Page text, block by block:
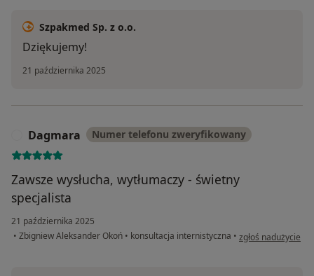
Szpakmed Sp. z o.o.
Dziękujemy!
21 października 2025
Dagmara Numer telefonu zweryfikowany
Zawsze wysłucha, wytłumaczy - świetny
specjalista
21 października 2025
• Zbigniew Aleksander Okoń • konsultacja internistyczna • w opinii
zgłoś nadużycie